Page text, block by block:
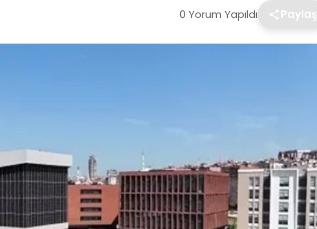
0 Yorum Yapıldı Paylaş